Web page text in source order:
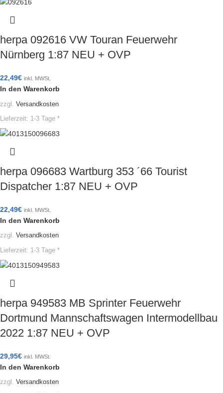
herpa 092616 VW Touran Feuerwehr
Nürnberg 1:87 NEU + OVP
22,49€ inkl. MWSt.
In den Warenkorb
zzgl. Versandkosten
Lieferzeit: 1-3 Tage *
herpa 096683 Wartburg 353 ´66 Tourist
Dispatcher 1:87 NEU + OVP
22,49€ inkl. MWSt.
In den Warenkorb
zzgl. Versandkosten
Lieferzeit: 1-3 Tage *
herpa 949583 MB Sprinter Feuerwehr
Dortmund Mannschaftswagen Intermodellbau
2022 1:87 NEU + OVP
29,95€ inkl. MWSt.
In den Warenkorb
zzgl. Versandkosten